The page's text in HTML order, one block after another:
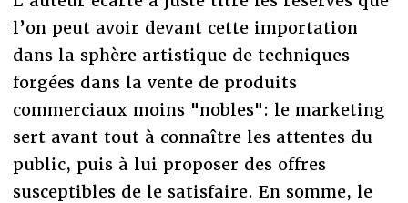
l’on peut avoir devant cette importation
dans la sphère artistique de techniques
forgées dans la vente de produits
commerciaux moins "nobles": le marketing
sert avant tout à connaître les attentes du
public, puis à lui proposer des offres
susceptibles de le satisfaire. En somme, le